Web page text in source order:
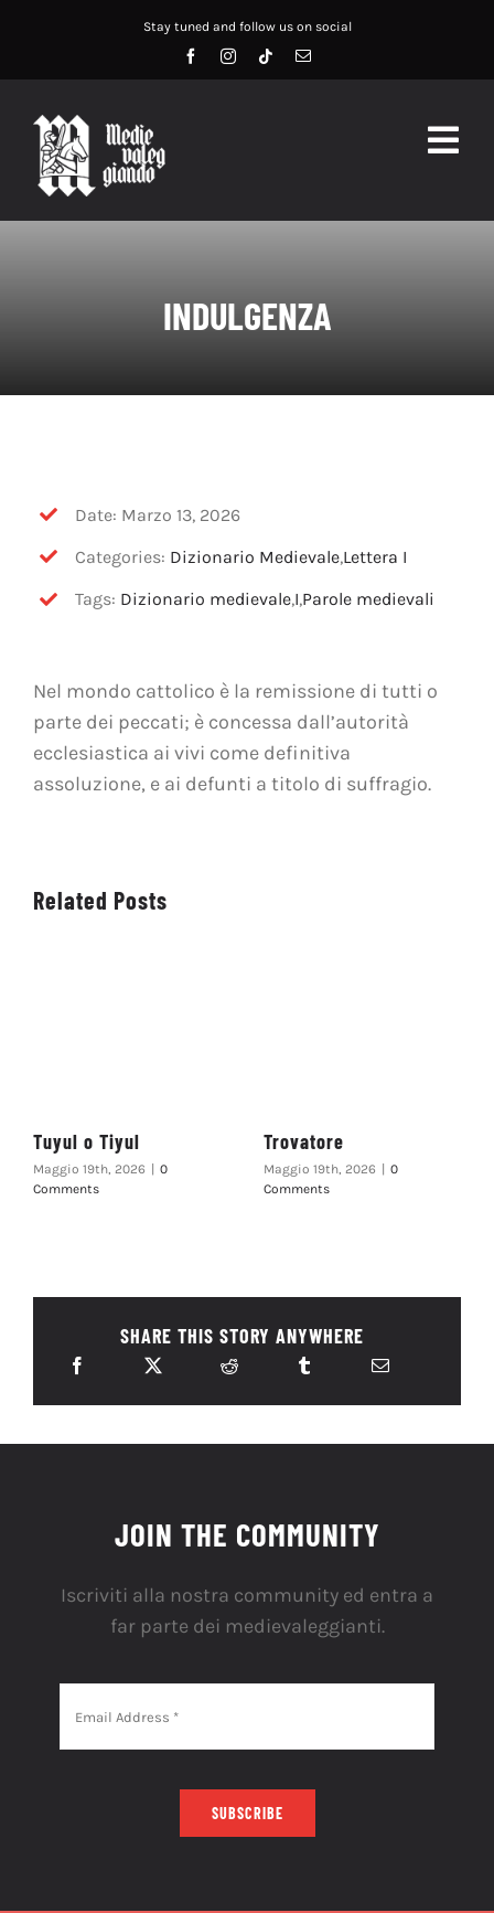
contenuto
Stay tuned and follow us on social
HOME
DIDATTICA
OFF TOPIC
CONTATTI
INDULGENZA
Date: Marzo 13, 2026
Categories: Dizionario Medievale,Lettera I
Tags: Dizionario medievale,I,Parole medievali
Nel mondo cattolico è la remissione di tutti o
parte dei peccati; è concessa dall’autorità
ecclesiastica ai vivi come definitiva
assoluzione, e ai defunti a titolo di suffragio.
Related Posts
Tuyul o Tiyul
Maggio 19th, 2026
0
Comments
Trovatore
Maggio 19th, 2026
0
Comments
SHARE THIS STORY ANYWHERE
JOIN THE COMMUNITY
Iscriviti alla nostra community ed entra a
far parte dei medievaleggianti.
SUBSCRIBE